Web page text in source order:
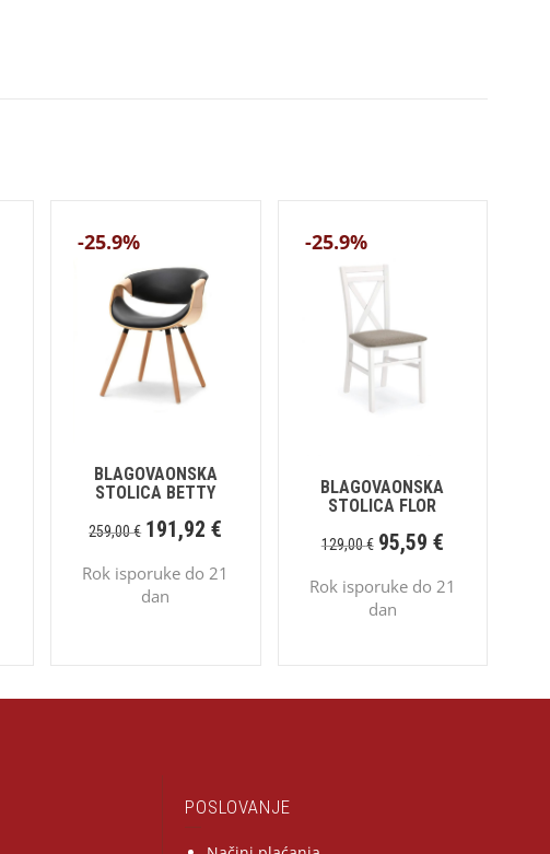
-25.9%
BLAGOVAONSKA
STOLICA BETTY
259,00€ 191,92€
Rok isporuke do 21
dan
-25.9%
BLAGOVAONSKA
STOLICA FLOR
129,00€ 95,59 €
Rok isporuke do 21
dan
POSLOVANJE